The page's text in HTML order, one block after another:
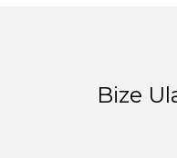
Bize